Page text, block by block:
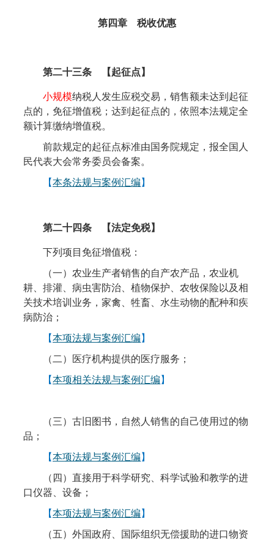
第四章 税收优惠
第二十三条 【起征点】
小规模纳税人发生应税交易，销售额未达到起征
点的，免征增值税；达到起征点的，依照本法规定全
额计算缴纳增值税。
前款规定的起征点标准由国务院规定，报全国人
民代表大会常务委员会备案。
【本条法规与案例汇编 】
第二十四条 【法定免税】
下列项目免征增值税：
（一）农业生产者销售的自产农产品，农业机
耕、排灌、病虫害防治、植物保护、农牧保险以及相
关技术培训业务，家禽、牲畜、水生动物的配种和疾
病防治；
【本项法规与案例汇编 】
（二）医疗机构提供的医疗服务；
【本项相关法规与案例汇编 】
（三）古旧图书，自然人销售的自己使用过的物
品；
【本项法规与案例汇编 】
（四）直接用于科学研究、科学试验和教学的进
口仪器、设备；
【本项法规与案例汇编 】
（五）外国政府、国际组织无偿援助的进口物资